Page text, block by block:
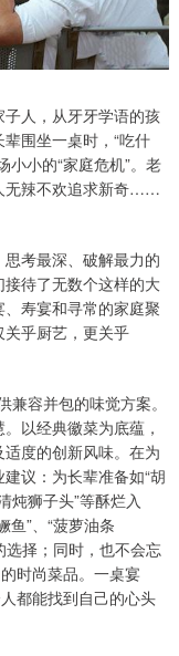
人，从牙牙学语的孩
围坐一桌时，“吃什
小小的“家庭危机”。老
无辣不欢追求新奇……
考最深、破解最力的
待了无数个这样的大
寿宴和寻常的家庭聚
乎厨艺，更关乎
兼容并包的味觉方案。
以经典徽菜为底蕴，
度的创新风味。在为
议：为长辈准备如“胡
炖狮子头”等酥烂入
鱼”、“菠萝油条
选择；同时，也不会忘
时尚菜品。一桌宴
都能找到自己的心头